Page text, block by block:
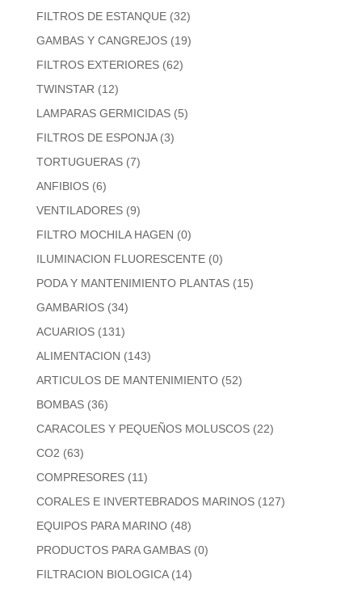
FILTROS DE ESTANQUE (32)
GAMBAS Y CANGREJOS (19)
FILTROS EXTERIORES (62)
TWINSTAR (12)
LAMPARAS GERMICIDAS (5)
FILTROS DE ESPONJA (3)
TORTUGUERAS (7)
ANFIBIOS (6)
VENTILADORES (9)
FILTRO MOCHILA HAGEN (0)
ILUMINACION FLUORESCENTE (0)
PODA Y MANTENIMIENTO PLANTAS (15)
GAMBARIOS (34)
ACUARIOS (131)
ALIMENTACION (143)
ARTICULOS DE MANTENIMIENTO (52)
BOMBAS (36)
CARACOLES Y PEQUEÑOS MOLUSCOS (22)
CO2 (63)
COMPRESORES (11)
CORALES E INVERTEBRADOS MARINOS (127)
EQUIPOS PARA MARINO (48)
PRODUCTOS PARA GAMBAS (0)
FILTRACION BIOLOGICA (14)